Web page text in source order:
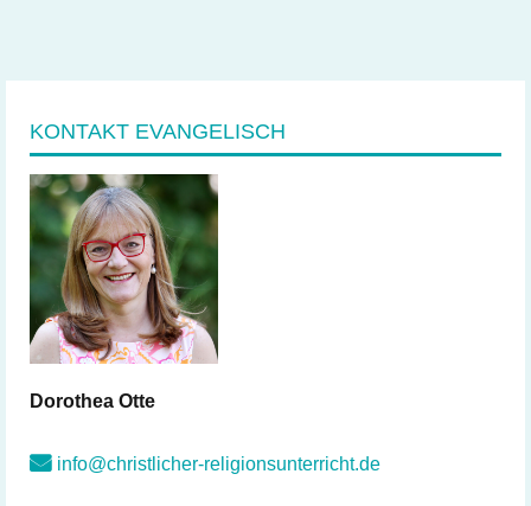
KONTAKT EVANGELISCH
Dorothea Otte
info@christlicher-religionsunterricht.de